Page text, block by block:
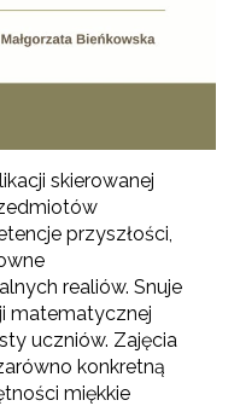
skierowanej
przyszłości,
realiów. Snuje
matematycznej
uczniów. Zajęcia
konkretną
miękkie